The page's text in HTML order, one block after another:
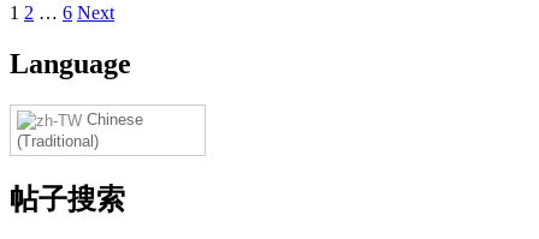
Posts
pagination
1 2 … 6 Next
Language
Chinese
(Traditional)
帖子搜索